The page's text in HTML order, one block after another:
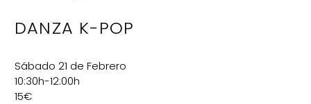
DANZA K-POP
Sábado 21 de Febrero
10:30h-12:00h
15€